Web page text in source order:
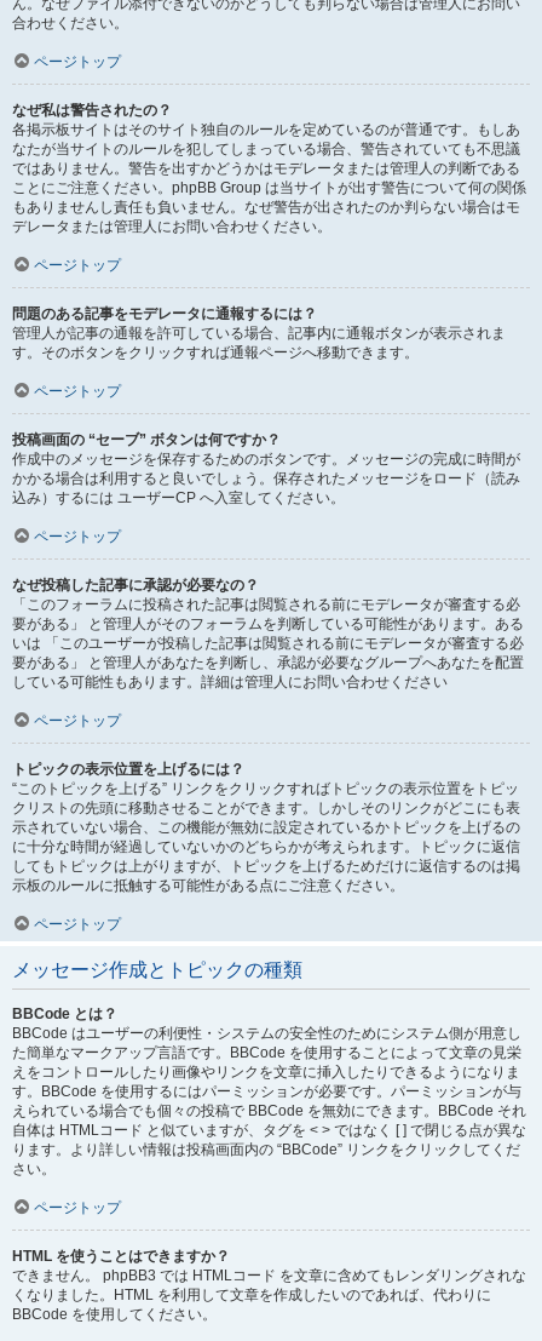
ん。なぜファイル添付できないのかどうしても判らない場合は管理人にお問い
合わせください。
ページトップ
なぜ私は警告されたの？
各掲示板サイトはそのサイト独自のルールを定めているのが普通です。もしあ
なたが当サイトのルールを犯してしまっている場合、警告されていても不思議
ではありません。警告を出すかどうかはモデレータまたは管理人の判断である
ことにご注意ください。phpBB Group は当サイトが出す警告について何の関係
もありませんし責任も負いません。なぜ警告が出されたのか判らない場合はモ
デレータまたは管理人にお問い合わせください。
ページトップ
問題のある記事をモデレータに通報するには？
管理人が記事の通報を許可している場合、記事内に通報ボタンが表示されま
す。そのボタンをクリックすれば通報ページへ移動できます。
ページトップ
投稿画面の “セーブ” ボタンは何ですか？
作成中のメッセージを保存するためのボタンです。メッセージの完成に時間が
かかる場合は利用すると良いでしょう。保存されたメッセージをロード（読み
込み）するには ユーザーCP へ入室してください。
ページトップ
なぜ投稿した記事に承認が必要なの？
「このフォーラムに投稿された記事は閲覧される前にモデレータが審査する必
要がある」 と管理人がそのフォーラムを判断している可能性があります。ある
いは 「このユーザーが投稿した記事は閲覧される前にモデレータが審査する必
要がある」 と管理人があなたを判断し、承認が必要なグループへあなたを配置
している可能性もあります。詳細は管理人にお問い合わせください
ページトップ
トピックの表示位置を上げるには？
“このトピックを上げる” リンクをクリックすればトピックの表示位置をトピッ
クリストの先頭に移動させることができます。しかしそのリンクがどこにも表
示されていない場合、この機能が無効に設定されているかトピックを上げるの
に十分な時間が経過していないかのどちらかが考えられます。トピックに返信
してもトピックは上がりますが、トピックを上げるためだけに返信するのは掲
示板のルールに抵触する可能性がある点にご注意ください。
ページトップ
メッセージ作成とトピックの種類
BBCode とは？
BBCode はユーザーの利便性・システムの安全性のためにシステム側が用意し
た簡単なマークアップ言語です。BBCode を使用することによって文章の見栄
えをコントロールしたり画像やリンクを文章に挿入したりできるようになりま
す。BBCode を使用するにはパーミッションが必要です。パーミッションが与
えられている場合でも個々の投稿で BBCode を無効にできます。BBCode それ
自体は HTMLコード と似ていますが、タグを < > ではなく [ ] で閉じる点が異な
ります。より詳しい情報は投稿画面内の “BBCode” リンクをクリックしてくだ
さい。
ページトップ
HTML を使うことはできますか？
できません。 phpBB3 では HTMLコード を文章に含めてもレンダリングされな
くなりました。HTML を利用して文章を作成したいのであれば、代わりに
BBCode を使用してください。